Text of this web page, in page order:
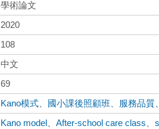
學術論文
2020
108
中文
69
Kano模式 國小課後照顧班 服務品質
Kano model 、After-school care class 、